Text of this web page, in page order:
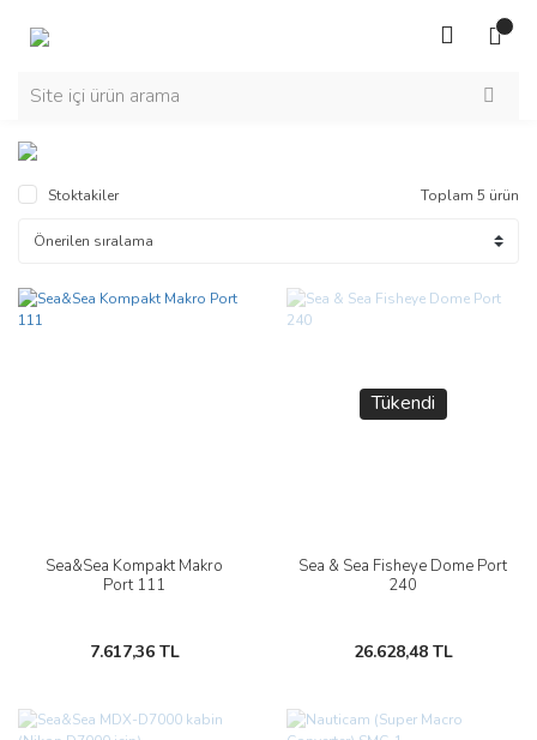
Stoktakiler Toplam 5 ürün
Sea&Sea Kompakt Makro
Port 111
7.617,36 TL
Tükendi
Sea & Sea Fisheye Dome Port
240
26.628,48 TL